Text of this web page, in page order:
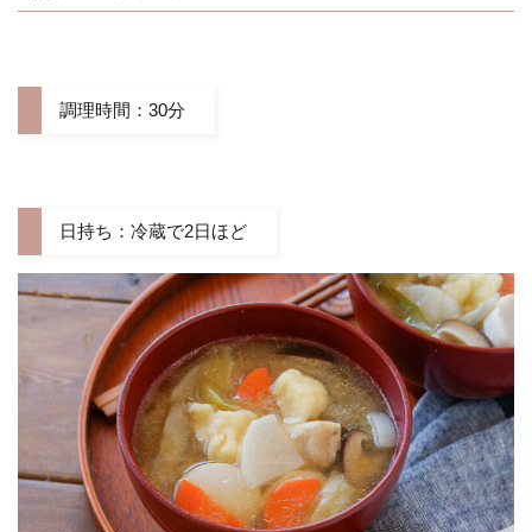
調理時間：30分
日持ち：冷蔵で2日ほど